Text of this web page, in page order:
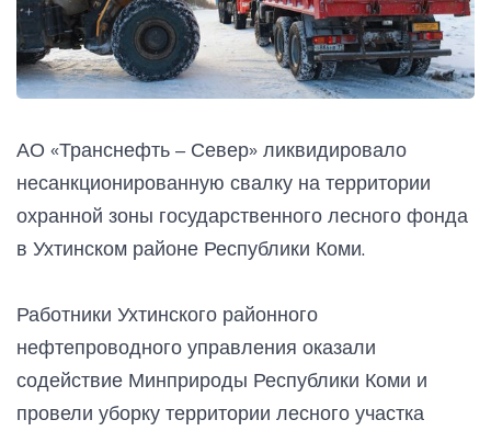
АО «Транснефть – Север» ликвидировало
несанкционированную свалку на территории
охранной зоны государственного лесного фонда
в Ухтинском районе Республики Коми.
Работники Ухтинского районного
нефтепроводного управления оказали
содействие Минприроды Республики Коми и
провели уборку территории лесного участка